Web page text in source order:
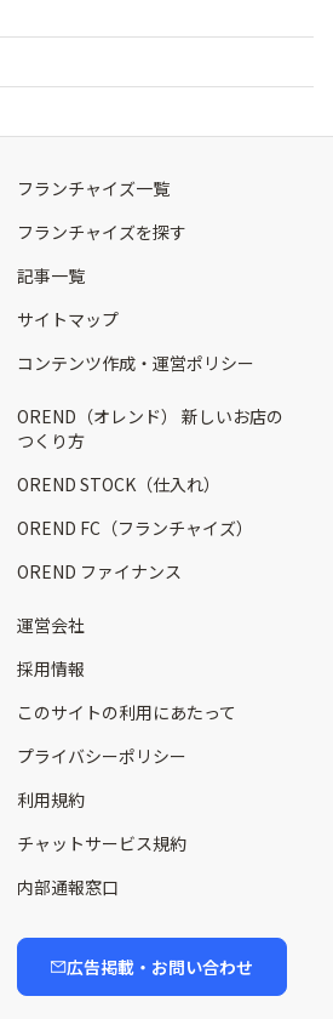
フランチャイズ一覧
フランチャイズを探す
記事一覧
サイトマップ
コンテンツ作成・運営ポリシー
OREND（オレンド） 新しいお店の
つくり方
OREND STOCK（仕入れ）
OREND FC（フランチャイズ）
OREND ファイナンス
運営会社
採用情報
このサイトの利用にあたって
プライバシーポリシー
利用規約
チャットサービス規約
内部通報窓口
広告掲載・お問い合わせ